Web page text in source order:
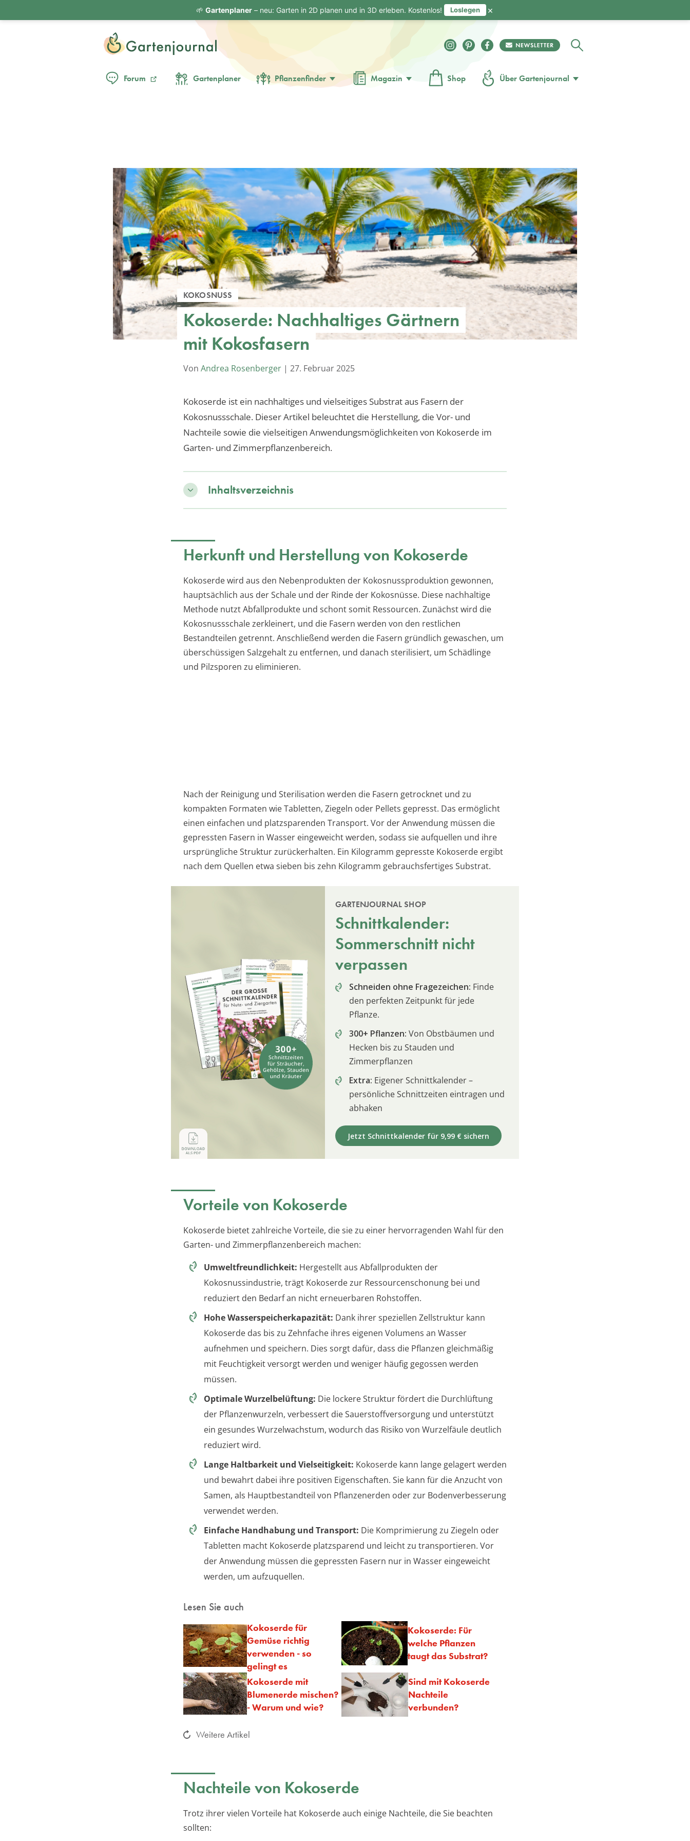
Forum Gartenplaner Pflanzenfinder Magazin Shop Über Gartenjournal
KOKOSNUSS
Kokoserde: Nachhaltiges Gärtnern
mit Kokosfasern
Von Andrea Rosenberger | 27. Februar 2025
Kokoserde ist ein nachhaltiges und vielseitiges Substrat aus Fasern der
Kokosnussschale. Dieser Artikel beleuchtet die Herstellung, die Vor- und
Nachteile sowie die vielseitigen Anwendungsmöglichkeiten von Kokoserde im
Garten- und Zimmerpflanzenbereich.
Inhaltsverzeichnis
Herkunft und Herstellung von Kokoserde
Kokoserde wird aus den Nebenprodukten der Kokosnussproduktion gewonnen,
hauptsächlich aus der Schale und der Rinde der Kokosnüsse. Diese nachhaltige
Methode nutzt Abfallprodukte und schont somit Ressourcen. Zunächst wird die
Kokosnussschale zerkleinert, und die Fasern werden von den restlichen
Bestandteilen getrennt. Anschließend werden die Fasern gründlich gewaschen, um
überschüssigen Salzgehalt zu entfernen, und danach sterilisiert, um Schädlinge
und Pilzsporen zu eliminieren.
Nach der Reinigung und Sterilisation werden die Fasern getrocknet und zu
kompakten Formaten wie Tabletten, Ziegeln oder Pellets gepresst. Das ermöglicht
einen einfachen und platzsparenden Transport. Vor der Anwendung müssen die
gepressten Fasern in Wasser eingeweicht werden, sodass sie aufquellen und ihre
ursprüngliche Struktur zurückerhalten. Ein Kilogramm gepresste Kokoserde ergibt
nach dem Quellen etwa sieben bis zehn Kilogramm gebrauchsfertiges Substrat.
GARTENJOURNAL SHOP
Schnittkalender:
Sommerschnitt nicht
verpassen
Schneiden ohne Fragezeichen: Finde
den perfekten Zeitpunkt für jede
Pflanze.
300+ Pflanzen: Von Obstbäumen und
Hecken bis zu Stauden und
Zimmerpflanzen
Extra: Eigener Schnittkalender –
persönliche Schnittzeiten eintragen und
abhaken
Jetzt Schnittkalender für 9,99 € sichern
Vorteile von Kokoserde
Kokoserde bietet zahlreiche Vorteile, die sie zu einer hervorragenden Wahl für den
Garten- und Zimmerpflanzenbereich machen:
Umweltfreundlichkeit: Hergestellt aus Abfallprodukten der
Kokosnussindustrie, trägt Kokoserde zur Ressourcenschonung bei und
reduziert den Bedarf an nicht erneuerbaren Rohstoffen.
Hohe Wasserspeicherkapazität: Dank ihrer speziellen Zellstruktur kann
Kokoserde das bis zu Zehnfache ihres eigenen Volumens an Wasser
aufnehmen und speichern. Dies sorgt dafür, dass die Pflanzen gleichmäßig
mit Feuchtigkeit versorgt werden und weniger häufig gegossen werden
müssen.
Optimale Wurzelbelüftung: Die lockere Struktur fördert die Durchlüftung
der Pflanzenwurzeln, verbessert die Sauerstoffversorgung und unterstützt
ein gesundes Wurzelwachstum, wodurch das Risiko von Wurzelfäule deutlich
reduziert wird.
Lange Haltbarkeit und Vielseitigkeit: Kokoserde kann lange gelagert werden
und bewahrt dabei ihre positiven Eigenschaften. Sie kann für die Anzucht von
Samen, als Hauptbestandteil von Pflanzenerden oder zur Bodenverbesserung
verwendet werden.
Einfache Handhabung und Transport: Die Komprimierung zu Ziegeln oder
Tabletten macht Kokoserde platzsparend und leicht zu transportieren. Vor
der Anwendung müssen die gepressten Fasern nur in Wasser eingeweicht
werden, um aufzuquellen.
Lesen Sie auch
Kokoserde für
Gemüse richtig
verwenden - so
gelingt es
Kokoserde: Für
welche Pflanzen
taugt das Substrat?
Kokoserde mit
Blumenerde mischen?
- Warum und wie?
Sind mit Kokoserde
Nachteile
verbunden?
Weitere Artikel
Nachteile von Kokoserde
Trotz ihrer vielen Vorteile hat Kokoserde auch einige Nachteile, die Sie beachten
sollten:
🌱 Gartenplaner– neu: Garten in 2D planen und in 3D erleben. Kostenlos! Loslegen ×